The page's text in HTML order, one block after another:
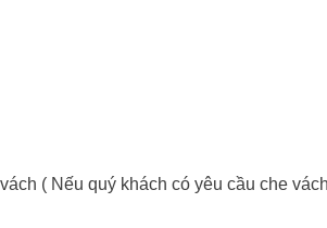
( Nếu quý khách có yêu cầu che